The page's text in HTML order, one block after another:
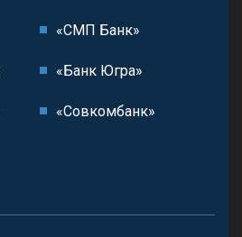
«СМП Банк»
«Банк Югра»
«Совкомбанк»